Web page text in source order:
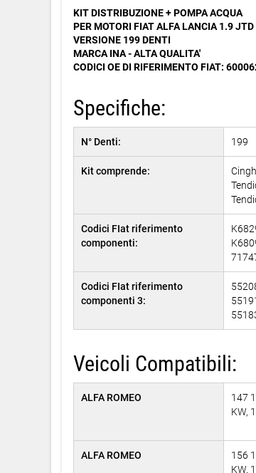
KIT DISTRIBUZIONE + POMPA ACQUA
PER MOTORI FIAT ALFA LANCIA 1.9 JTD
VERSIONE 199 DENTI
MARCA INA - ALTA QUALITA'
CODICI OE DI RIFERIMENTO FIAT:
Specifiche:
N° Denti: 199
Kit comprende:
Codici FIat riferimento
componenti:
Codici FIat riferimento
componenti 3:
Veicoli Compatibili:
ALFA ROMEO
147
KW,
ALFA ROMEO
156
KW,